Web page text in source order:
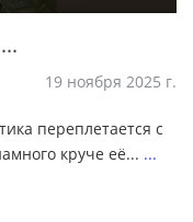
19 ноября 2025 г.
переплетается с
круче её... ...